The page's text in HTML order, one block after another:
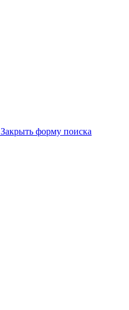
Закрыть форму поиска